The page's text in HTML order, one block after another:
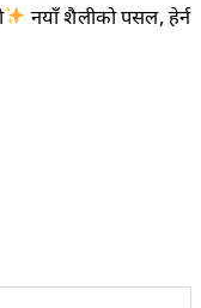
नयाँ शैलीको पसल, हेर्न